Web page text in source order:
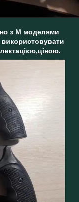
з М моделями
використовувати